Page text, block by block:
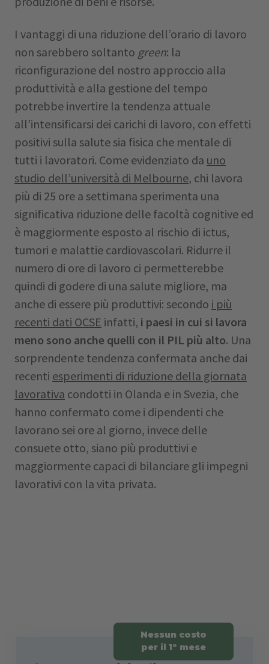
I vantaggi di una riduzione dell’orario di lavoro
non sarebbero soltanto green: la
riconfigurazione del nostro approccio alla
produttività e alla gestione del tempo
potrebbe invertire la tendenza attuale
all’intensificarsi dei carichi di lavoro, con effetti
positivi sulla salute sia fisica che mentale di
tutti i lavoratori. Come evidenziato da uno
studio dell’università di Melbourne, chi lavora
più di 25 ore a settimana sperimenta una
significativa riduzione delle facoltà cognitive ed
è maggiormente esposto al rischio di ictus,
tumori e malattie cardiovascolari. Ridurre il
numero di ore di lavoro ci permetterebbe
quindi di godere di una salute migliore, ma
anche di essere più produttivi: secondo i più
recenti dati OCSE infatti, i paesi in cui si lavora
meno sono anche quelli con il PIL più alto. Una
sorprendente tendenza confermata anche dai
recenti esperimenti di riduzione della giornata
lavorativa condotti in Olanda e in Svezia, che
hanno confermato come i dipendenti che
lavorano sei ore al giorno, invece delle
consuete otto, siano più produttivi e
maggiormente capaci di bilanciare gli impegni
lavorativi con la vita privata.
Nessun costo
per il 1º mese